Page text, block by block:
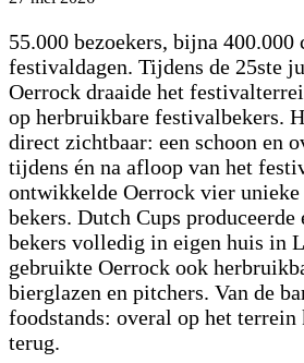
55.000 bezoekers, bijna 400.000
festivaldagen. Tijdens de 25ste
Oerrock draaide het
op herbruikbare festivalbekers.
direct zichtbaar: een schoon en
tijdens én na afloop van het
ontwikkelde Oerrock vier
bekers. Dutch Cups
bekers volledig in eigen huis in
gebruikte Oerrock ook
bierglazen en pitchers. Van de
foodstands: overal op het terrein
terug.